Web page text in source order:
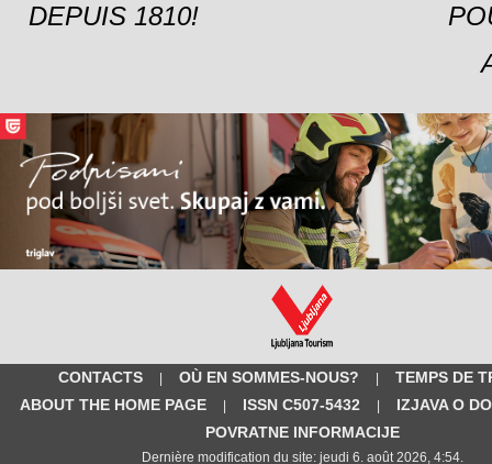
DEPUIS 1810!
CONTACTS | OÙ EN SOMMES-NOUS? |
TEMPS DE
ABOUT THE HOME PAGE
| ISSN C507-5432 |
IZJAVA O
POVRATNE INFORMACIJE
Dernière modification du site: jeudi 6. août 2026, 4:54.